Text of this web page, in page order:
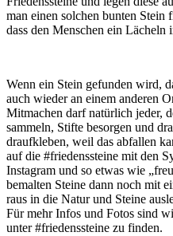
man einen solchen bunten Stein
dass den Menschen ein Lächeln
Wenn ein Stein gefunden wird,
auch wieder an einem anderen
Mitmachen darf natürlich jeder,
sammeln, Stifte besorgen und
draufkleben, weil das abfallen
auf die #friedenssteine mit den
Instagram und so etwas wie
bemalten Steine dann noch mit
raus in die Natur und Steine
Für mehr Infos und Fotos sind
unter #friedenssteine zu finden.